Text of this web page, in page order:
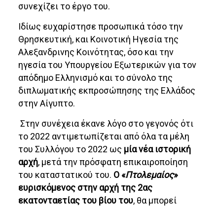
συνεχίζει το έργο του.
Ιδίως ευχαρίστησε προσωπικά τόσο την
Θρησκευτική, και Κοινοτική Ηγεσία της
Αλεξανδρινης Κοινότητας, όσο και την
ηγεσία του Υπουργείου Εξωτερικών για τον
απόδημο Ελληνισμό και το σύνολο της
διπλωματικής εκπροσώπησης της Ελλάδος
στην Αίγυπτο.
Στην συνέχεια έκανε λόγο στο γεγονός ότι
το 2022 αντιμετωπίζεται από όλα τα μέλη
του Συλλόγου το 2022 ως μία νέα ιστορική
αρχή, μετά την πρόσφατη επικαιροποίηση
του καταστατικού του. Ο «Πτολεμαίος»
ευρισκόμενος στην αρχή της 2ας
εκατονταετίας του βίου του, θα μπορεί